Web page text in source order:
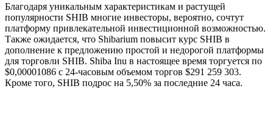
Благодаря уникальным характеристикам и растущей
популярности SHIB многие инвесторы, вероятно, сочтут
платформу привлекательной инвестиционной возможностью.
Также ожидается, что Shibarium повысит курс SHIB в
дополнение к предложению простой и недорогой платформы
для торговли SHIB. Shiba Inu в настоящее время торгуется по
$0,00001086 с 24-часовым объемом торгов $291 259 303.
Кроме того, SHIB подрос на 5,50% за последние 24 часа.